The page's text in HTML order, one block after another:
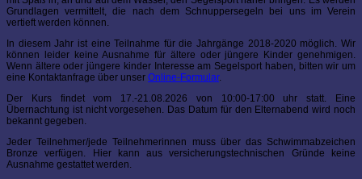
Grundlagen vermittelt, die nach dem Schnuppersegeln bei uns im Verein
vertieft werden können.
In diesem Jahr ist eine Teilnahme für die Jahrgänge 2018-2020 möglich. Wir
können leider keine Ausnahme für ältere oder jüngere Kinder genehmigen.
Wenn ältere oder jüngere kinder Interesse am Segelsport haben, bitten wir um
eine Kontaktanfrage über unser Online-Formular.
Der Kurs findet vom 17.-21.08.2026 von 10:00-17:00 uhr statt. Eine
Übernachtung ist nicht vorgesehen. Das Datum für den Elternabend wird noch
bekannt gegeben.
Jeder Teilnehmer/jede Teilnehmerinnen muss über das Schwimmabzeichen
Bronze verfügen. Hier kann aus versicherungstechnischen Gründe keine
Ausnahme gestattet werden.